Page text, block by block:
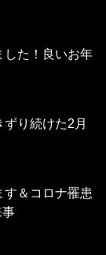
した！良いお年
り続けた2月
＆コロナ罹患
事